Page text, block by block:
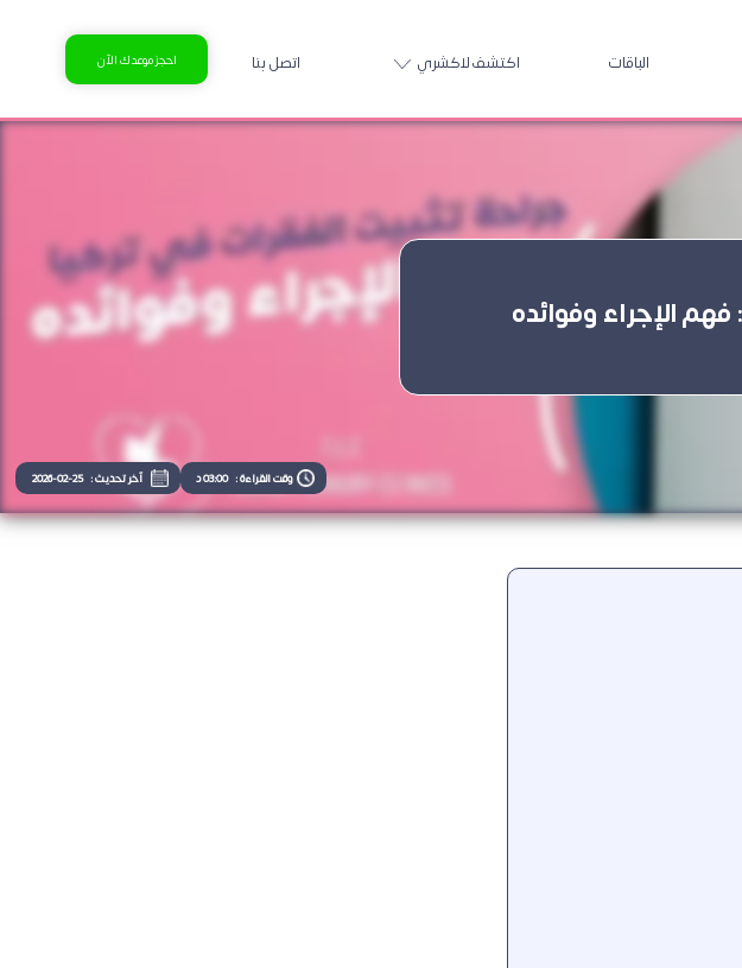
الباقات اكتشف لاكشري اتصل بنا احجز موعدك الآن
الإجراء وفوائده
وقت القراءة : 03:00 د آخر تحديث : 2026-02-25